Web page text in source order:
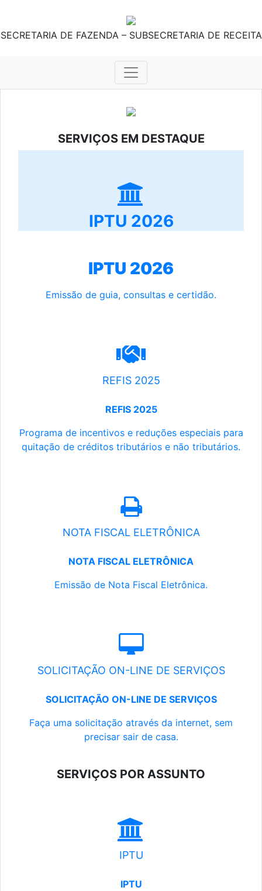
SECRETARIA DE FAZENDA – SUBSECRETARIA DE RECEITA
SERVIÇOS EM DESTAQUE
IPTU 2026
IPTU 2026
Emissão de guia, consultas e certidão.
REFIS 2025
REFIS 2025
Programa de incentivos e reduções especiais para
quitação de créditos tributários e não tributários.
NOTA FISCAL ELETRÔNICA
NOTA FISCAL ELETRÔNICA
Emissão de Nota Fiscal Eletrônica.
SOLICITAÇÃO ON-LINE DE SERVIÇOS
SOLICITAÇÃO ON-LINE DE SERVIÇOS
Faça uma solicitação através da internet, sem
precisar sair de casa.
SERVIÇOS POR ASSUNTO
IPTU
IPTU